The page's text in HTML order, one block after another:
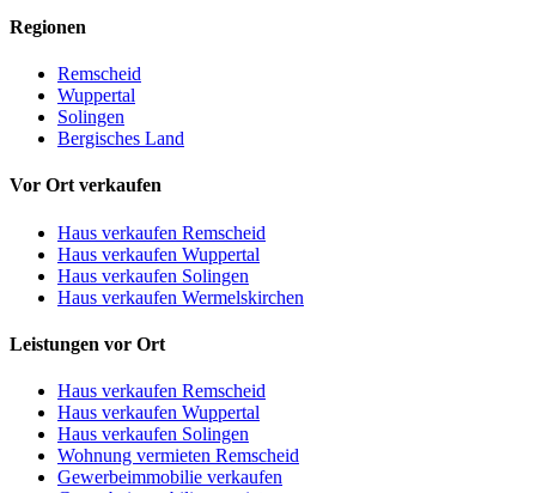
Regionen
Remscheid
Wuppertal
Solingen
Bergisches Land
Vor Ort verkaufen
Haus verkaufen Remscheid
Haus verkaufen Wuppertal
Haus verkaufen Solingen
Haus verkaufen Wermelskirchen
Leistungen vor Ort
Haus verkaufen Remscheid
Haus verkaufen Wuppertal
Haus verkaufen Solingen
Wohnung vermieten Remscheid
Gewerbeimmobilie verkaufen